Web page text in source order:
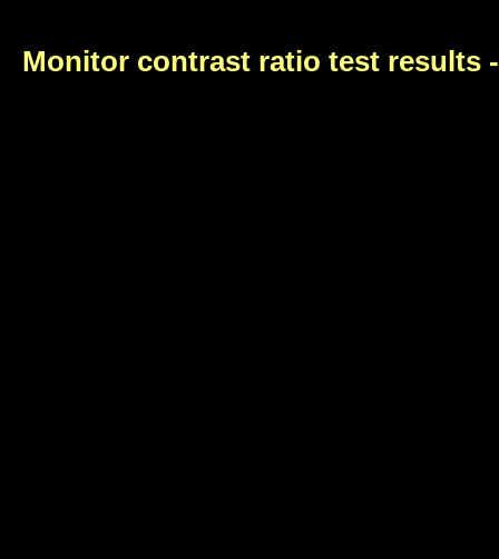
Monitor contrast ratio test results